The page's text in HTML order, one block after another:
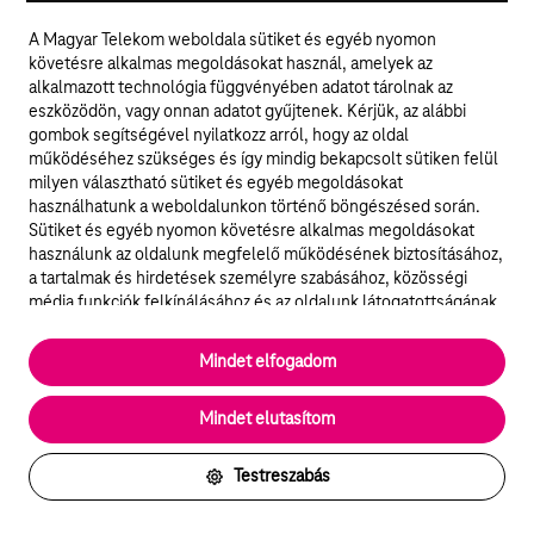
választhasson olyan szolgáltatást, amely
hozzájárul a klíma védelméhez. Ezért hoztuk létre
a világon egyedülálló ExtraNet Zöld 1 GB 30 napra
opciónkat. Zöld 1 GB = net, megújuló energiából.
Részletek
A Magyar Telekom weboldala sütiket és egyéb nyomon
követésre alkalmas megoldásokat használ, amelyek az
alkalmazott technológia függvényében adatot tárolnak az
eszközödön, vagy onnan adatot gyűjtenek. Kérjük, az alábbi
gombok segítségével nyilatkozz arról, hogy az oldal
működéséhez szükséges és így mindig bekapcsolt sütiken felül
milyen választható sütiket és egyéb megoldásokat
használhatunk a weboldalunkon történő böngészésed során.
Sütiket és egyéb nyomon követésre alkalmas megoldásokat
használunk az oldalunk megfelelő működésének biztosításához,
a tartalmak és hirdetések személyre szabásához, közösségi
média funkciók felkínálásához és az oldalunk látogatottságának
elengedhetetlenek a weboldal működéséhez és nem lehet
kikapcsolni őket a weboldal látogatása során rendszerünkből. A
statisztikai, vagy marketing célú sütik segítségével bizonyos
esetekben az oldalhasználattal kapcsolatos információkat is
megosztjuk hirdetési és elemzési szolgáltatásokat nyújtó
partnereinkkel.
Részletes sütitájékoztató/Partnerek
Testreszabás
Mindet elutasítom
Mindet elfogadom